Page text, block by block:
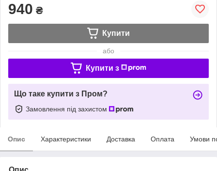
940 ₴
Купити
або
Купити з
Що таке купити з Пром?
Замовлення під захистом
Опис Характеристики Доставка Оплата Умови